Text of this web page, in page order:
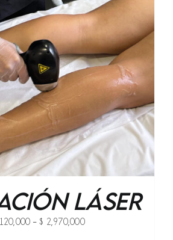
Láser
120,000 – $ 2,970,000Price